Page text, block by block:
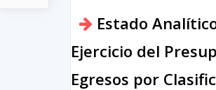
Estado
Ejercicio del
Egresos por